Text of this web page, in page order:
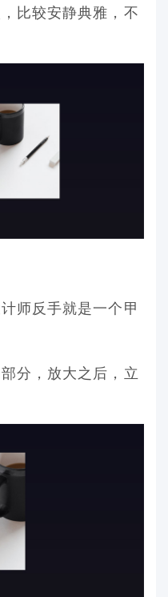
比较安静典雅，不
计师反手就是一个甲
分，放大之后，立